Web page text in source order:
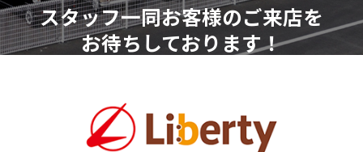
スタッフ一同お客様のご来店を
お待ちしております！